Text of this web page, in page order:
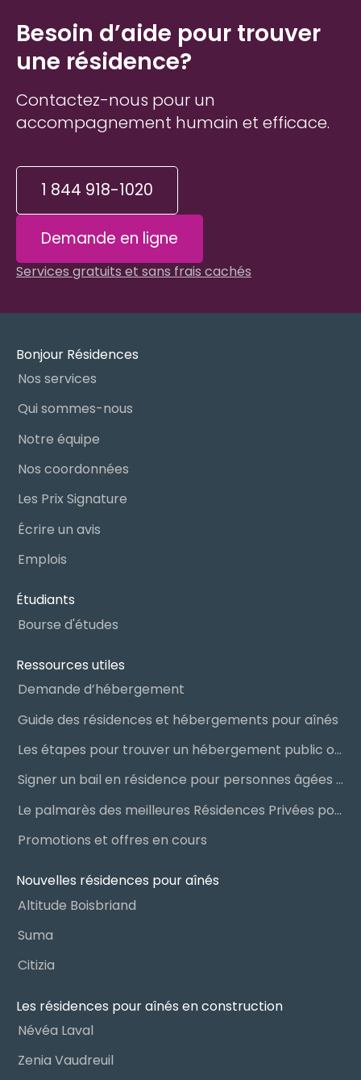
Besoin d’aide pour trouver
une résidence?
Contactez-nous pour un
accompagnement humain et efficace.
1 844 918-1020
Demande en ligne
Services gratuits et sans frais cachés
Bonjour Résidences
Nos services
Qui sommes-nous
Notre équipe
Nos coordonnées
Les Prix Signature
Écrire un avis
Emplois
Étudiants
Bourse d'études
Ressources utiles
Demande d’hébergement
Guide des résidences et hébergements pour aînés
Les étapes pour trouver un hébergement public ou privé
Signer un bail en résidence pour personnes âgées (RPA) : ce qu’il faut savoir
Le palmarès des meilleures Résidences Privées pour Aînés (RPA)
Promotions et offres en cours
Nouvelles résidences pour aînés
Altitude Boisbriand
Suma
Citizia
Les résidences pour aînés en construction
Névéa Laval
Zenia Vaudreuil